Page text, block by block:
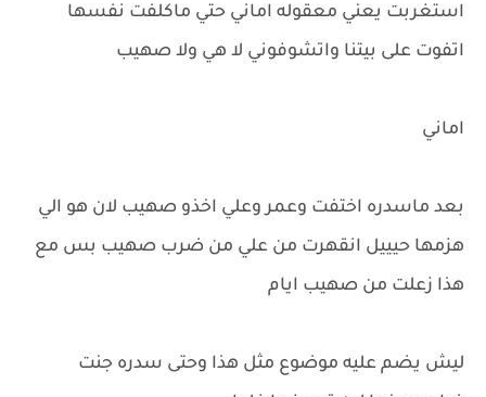
استغربت يعني معقوله اماني حتي ماكلفت نفسها
اتفوت على بيتنا واتشوفوني لا هي ولا صهيب
اماني
بعد ماسدره اختفت وعمر وعلي اخذو صهيب لان هو الي
هزمها حيييل انقهرت من علي من ضرب صهيب بس مع
هذا زعلت من صهيب ايام
ليش يضم عليه موضوع مثل هذا وحتى سدره جنت